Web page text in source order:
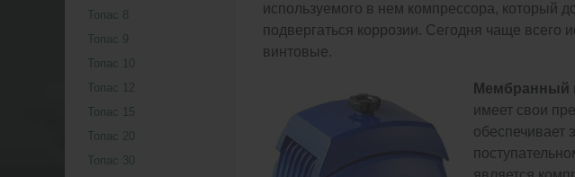
Топас 8
Топас 9
Топас 10
Топас 12
Топас 15
Топас 20
Топас 30
используемого в нем компрессора, который
подвергаться коррозии. Сегодня чаще всего
винтовые.
Мембранный
имеет свои
обеспечивает